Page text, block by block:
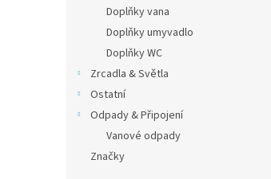
Doplňky vana
Doplňky umyvadlo
Doplňky WC
Zrcadla & Světla
Ostatní
Odpady & Připojení
Vanové odpady
Značky